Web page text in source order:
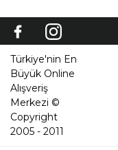
Türkiye'nin En
Büyük Online
Alışveriş
Merkezi ©
Copyright
2005 - 2011